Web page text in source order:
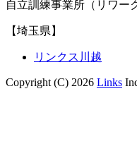
自立訓練事業所（リワー
【埼玉県】
リンクス川越
Copyright (C) 2026 Links